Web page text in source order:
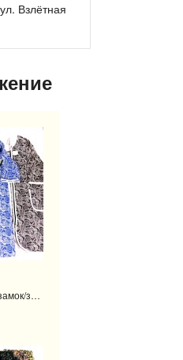
Взлётная
Халат женский рукав 3/4 замок/запах